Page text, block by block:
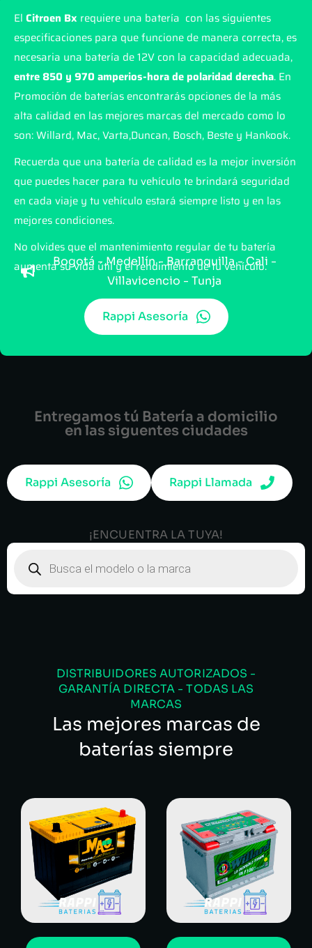
El Citroen Bx requiere una batería con las siguientes
especificaciones para que funcione de manera correcta, es
necesaria una batería de 12V con la capacidad adecuada,
entre 850 y 970 amperios-hora de polaridad derecha. En
Promoción de baterías encontrarás opciones de la más
alta calidad en las mejores marcas del mercado como lo
son: Willard, Mac, Varta,Duncan, Bosch, Beste y Hankook.
Recuerda que una batería de calidad es la mejor inversión
que puedes hacer para tu vehículo te brindará seguridad
en cada viaje y tu vehículo estará siempre listo y en las
mejores condiciones.
No olvides que el mantenimiento regular de tu batería
aumenta su vida útil y el rendimiento de tu vehículo.
Rappi Asesoría
Entregamos tú Batería a domicilio
en las siguentes ciudades
Bogotá - Medellín - Barranquilla - Cali -
Villavicencio - Tunja
Rappi Asesoría Rappi Llamada
¡ENCUENTRA LA TUYA!
DISTRIBUIDORES AUTORIZADOS -
GARANTÍA DIRECTA - TODAS LAS
MARCAS
Las mejores marcas de
baterías siempre